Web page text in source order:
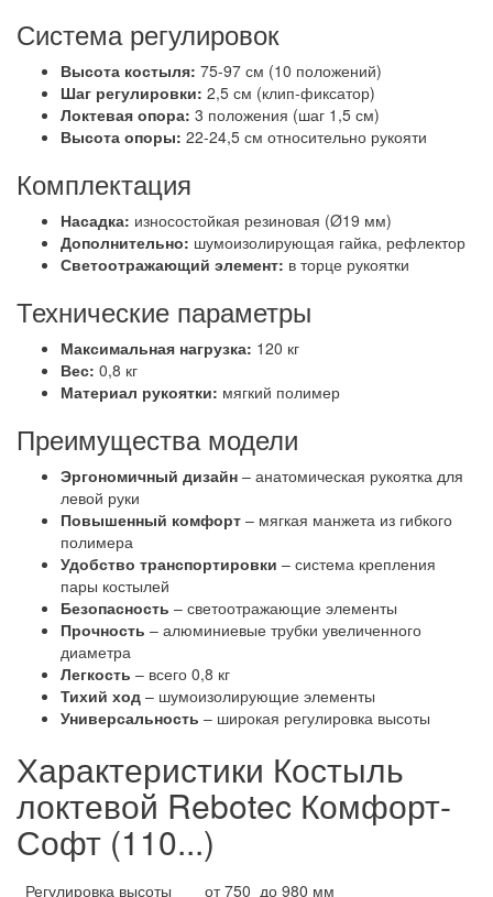
Система регулировок
Высота костыля: 75-97 см (10 положений)
Шаг регулировки: 2,5 см (клип-фиксатор)
Локтевая опора: 3 положения (шаг 1,5 см)
Высота опоры: 22-24,5 см относительно рукояти
Комплектация
Насадка: износостойкая резиновая (Ø19 мм)
Дополнительно: шумоизолирующая гайка, рефлектор
Светоотражающий элемент: в торце рукоятки
Технические параметры
Максимальная нагрузка: 120 кг
Вес: 0,8 кг
Материал рукоятки: мягкий полимер
Преимущества модели
Эргономичный дизайн – анатомическая рукоятка для
левой руки
Повышенный комфорт – мягкая манжета из гибкого
полимера
Удобство транспортировки – система крепления
пары костылей
Безопасность – светоотражающие элементы
Прочность – алюминиевые трубки увеличенного
диаметра
Легкость – всего 0,8 кг
Тихий ход – шумоизолирующие элементы
Универсальность – широкая регулировка высоты
Характеристики Костыль
локтевой Rebotec Комфорт-
Софт (110...)
Регулировка высоты от 750 до 980 мм